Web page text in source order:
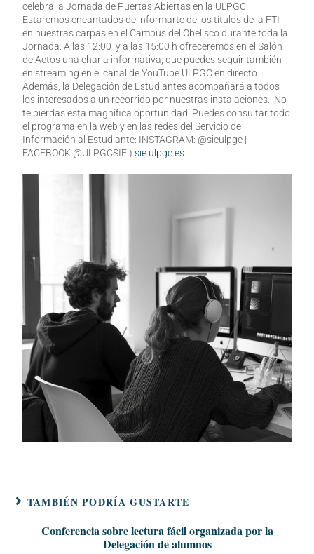
celebra la Jornada de Puertas Abiertas en la ULPGC.
Estaremos encantados de informarte de los títulos de la FTI
en nuestras carpas en el Campus del Obelisco durante toda la
Jornada. A las 12:00 y a las 15:00 h ofreceremos en el Salón
de Actos una charla informativa, que puedes seguir también
en streaming en el canal de YouTube ULPGC en directo.
Además, la Delegación de Estudiantes acompañará a todos
los interesados a un recorrido por nuestras instalaciones. ¡No
te pierdas esta magnífica oportunidad! Puedes consultar todo
el programa en la web y en las redes del Servicio de
Información al Estudiante: INSTAGRAM: @sieulpgc |
FACEBOOK @ULPGCSIE )sie.ulpgc.es
TAMBIÉN PODRÍA GUSTARTE
Conferencia sobre lectura fácil organizada por la
Delegación de alumnos